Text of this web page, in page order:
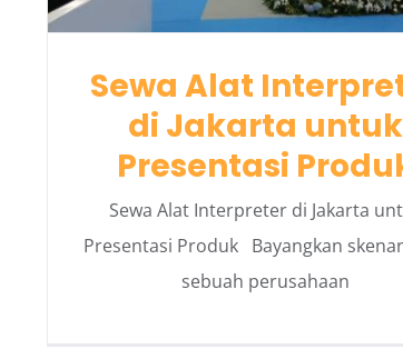
Sewa Alat
di Jakarta untuk
Presentasi
Sewa Alat Interpreter di Jakarta
Presentasi Produk Bayangkan
sebuah perusahaan